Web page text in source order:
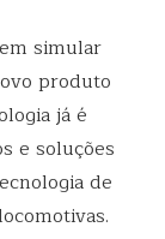
simular
produto
já é
e soluções
de